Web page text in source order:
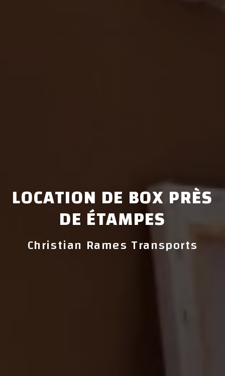
LOCATION DE BOX PRÈS
DE ÉTAMPES
Christian Rames Transports